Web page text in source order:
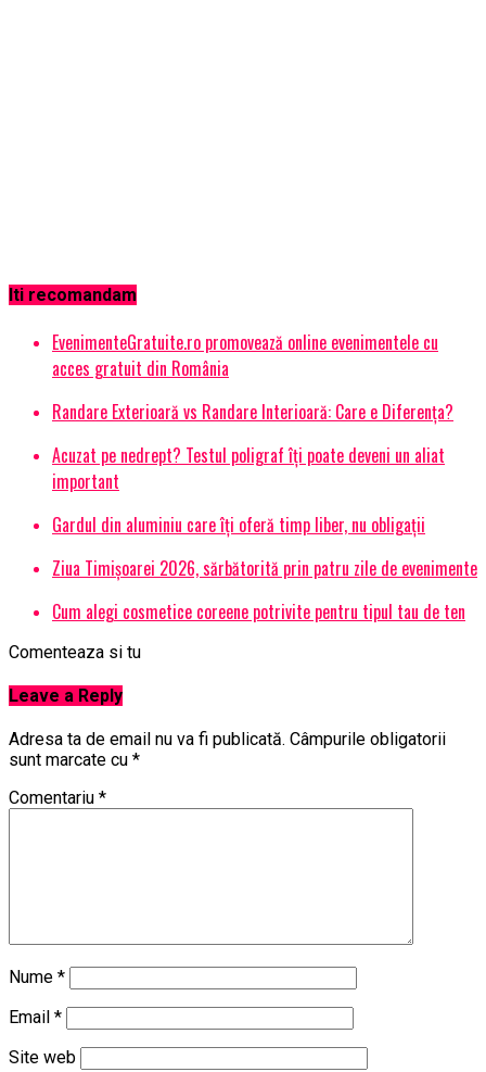
Iti recomandam
EvenimenteGratuite.ro promovează online evenimentele cu
acces gratuit din România
Randare Exterioară vs Randare Interioară: Care e Diferența?
Acuzat pe nedrept? Testul poligraf îţi poate deveni un aliat
important
Gardul din aluminiu care îți oferă timp liber, nu obligații
Ziua Timișoarei 2026, sărbătorită prin patru zile de evenimente
Cum alegi cosmetice coreene potrivite pentru tipul tau de ten
Comenteaza si tu
Leave a Reply
Adresa ta de email nu va fi publicată. Câmpurile obligatorii
sunt marcate cu *
Comentariu *
Nume *
Email *
Site web